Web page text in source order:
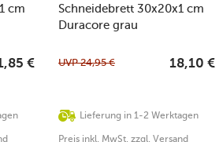
cm
€
Schneidebrett 30x20x1 cm
Duracore grau
Lieferung in 1-2 Werktagen
UVP24,95 € 18,10 €
Preis inkl. MwSt. zzgl. Versand